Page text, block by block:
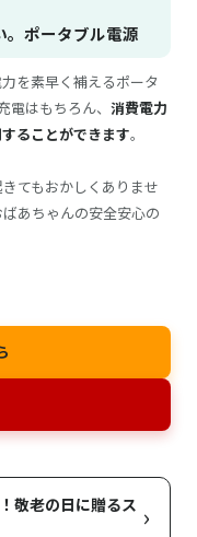
。ポータブル電源
を素早く補えるポータ
はもちろん、 消費電力
ることができます。
てもおかしくありませ
あちゃんの安全安心の
敬老の日に贈るス ›